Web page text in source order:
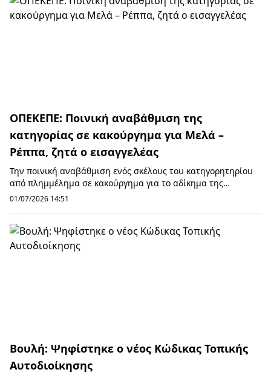
ΟΠΕΚΕΠΕ: Ποινική αναβάθμιση της
κατηγορίας σε κακούργημα για Μελά –
Ρέππα, ζητά ο εισαγγελέας
Την ποινική αναβάθμιση ενός σκέλους του κατηγορητηρίου
από πλημμέλημα σε κακούργημα για το αδίκημα της
υπεξαγωγής εγγράφου για το οποίο δικάζονται ...
01/07/2026 14:51
Βουλή: Ψηφίστηκε ο νέος Κώδικας Τοπικής
Αυτοδιοίκησης